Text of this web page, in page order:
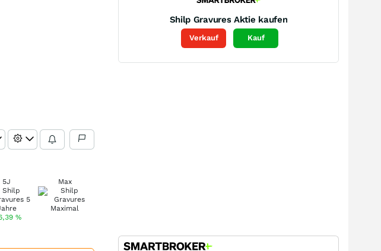
5J
%
Max
Shilp Gravures Aktie kaufen
Verkauf Kauf